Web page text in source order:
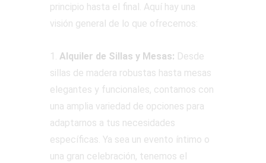
principio hasta el final. Aquí hay una
visión general de lo que ofrecemos:
1. Alquiler de Sillas y Mesas: Desde
sillas de madera robustas hasta mesas
elegantes y funcionales, contamos con
una amplia variedad de opciones para
adaptarnos a tus necesidades
específicas. Ya sea un evento íntimo o
una gran celebración, tenemos el